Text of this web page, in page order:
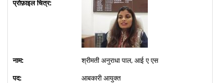
श्रीमती अनुराधा पाल, आई ए एस
आबकारी आयुक्त